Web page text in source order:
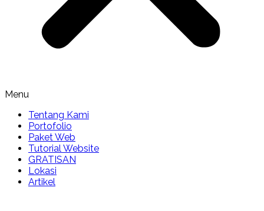
Menu
Tentang Kami
Portofolio
Paket Web
Tutorial Website
GRATISAN
Lokasi
Artikel